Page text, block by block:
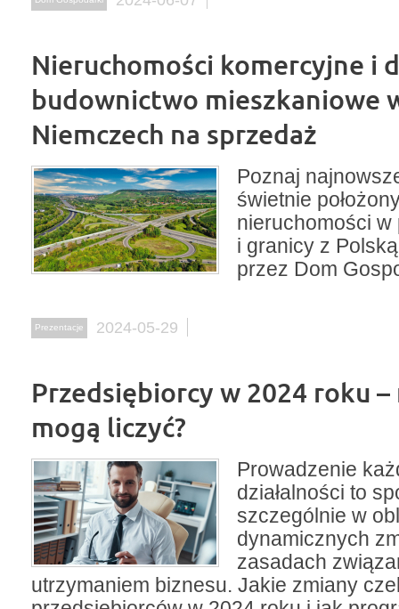
Nieruchomości komercyjne i
budownictwo mieszkaniowe
Niemczech na sprzedaż
Poznaj
świetnie
nieruchomości w
i granicy z
przez Dom
Prezentacje 2024-05-29
Przedsiębiorcy w 2024 roku –
mogą liczyć?
Prowadzenie
działalności to
szczególnie w
dynamicznych
zasadach
utrzymaniem biznesu. Jakie zmiany